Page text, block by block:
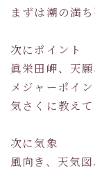
まずは潮の満
次にポイント
眞栄田岬、天
メジャーポイ
気さくに教え
次に気象
風向き、天気